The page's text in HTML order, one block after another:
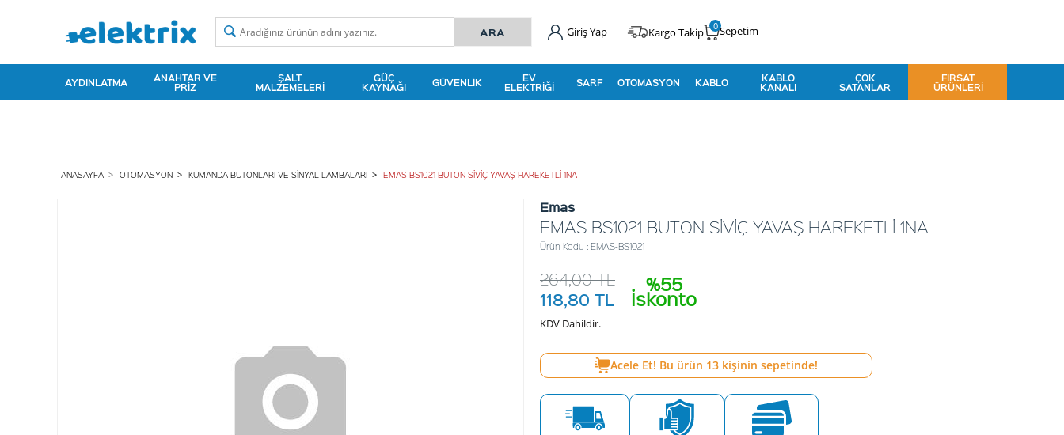
Giriş Yap Kargo Takip Sepetim
0
AYDINLATMA ANAHTAR VE
PRIZ
ŞALT
MALZEMELERI
GÜÇ
KAYNAĞI GÜVENLIK EV
ELEKTRIĞI SARF OTOMASYON KABLO KABLO
KANALI
ÇOK
SATANLAR
FIRSAT
ÜRÜNLERI
ANASAYFA OTOMASYON KUMANDA BUTONLARI VE SINYAL LAMBALARI EMAS BS1021 BUTON SİVİÇ YAVAŞ HAREKETLİ 1NA
Emas
EMAS BS1021 BUTON SİVİÇ YAVAŞ HAREKETLİ 1NA
Ürün Kodu : EMAS-BS1021
%55
İskonto
264,00TL
118,80 TL
KDV Dahildir.
Acele Et! Bu ürün 13kişinin sepetinde!